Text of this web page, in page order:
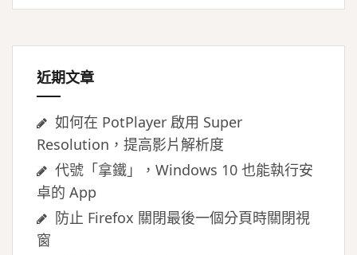
鍵
近期文章
如何在 PotPlayer 啟用 Super
Resolution，提高影片解析度
代號「拿鐵」，Windows 10 也能執行安
卓的 App
防止 Firefox 關閉最後一個分頁時關閉視
窗